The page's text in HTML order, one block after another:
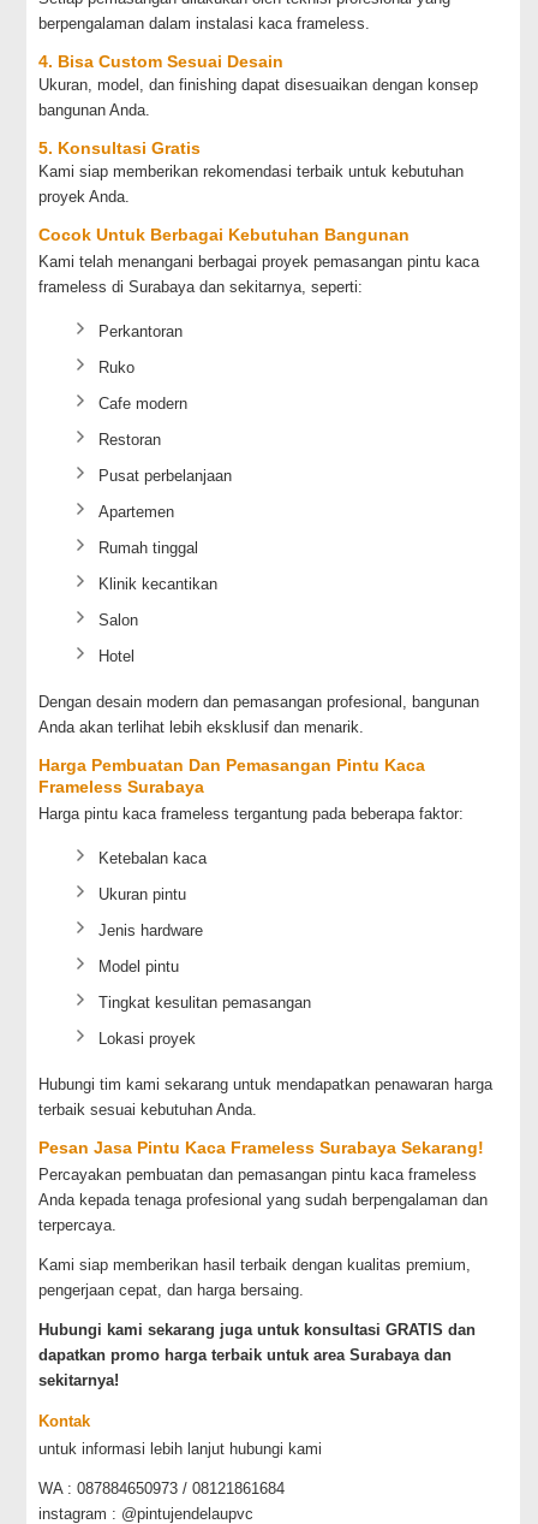
berpengalaman dalam instalasi kaca frameless.
4. Bisa Custom Sesuai Desain
Ukuran, model, dan finishing dapat disesuaikan dengan konsep
bangunan Anda.
5. Konsultasi Gratis
Kami siap memberikan rekomendasi terbaik untuk kebutuhan
proyek Anda.
Cocok Untuk Berbagai Kebutuhan Bangunan
Kami telah menangani berbagai proyek pemasangan pintu kaca
frameless di Surabaya dan sekitarnya, seperti:
Perkantoran
Ruko
Cafe modern
Restoran
Pusat perbelanjaan
Apartemen
Rumah tinggal
Klinik kecantikan
Salon
Hotel
Dengan desain modern dan pemasangan profesional, bangunan
Anda akan terlihat lebih eksklusif dan menarik.
Harga Pembuatan Dan Pemasangan Pintu Kaca
Frameless Surabaya
Harga pintu kaca frameless tergantung pada beberapa faktor:
Ketebalan kaca
Ukuran pintu
Jenis hardware
Model pintu
Tingkat kesulitan pemasangan
Lokasi proyek
Hubungi tim kami sekarang untuk mendapatkan penawaran harga
terbaik sesuai kebutuhan Anda.
Pesan Jasa Pintu Kaca Frameless Surabaya Sekarang!
Percayakan pembuatan dan pemasangan pintu kaca frameless
Anda kepada tenaga profesional yang sudah berpengalaman dan
terpercaya.
Kami siap memberikan hasil terbaik dengan kualitas premium,
pengerjaan cepat, dan harga bersaing.
Hubungi kami sekarang juga untuk konsultasi GRATIS dan
dapatkan promo harga terbaik untuk area Surabaya dan
sekitarnya!
Kontak
untuk informasi lebih lanjut hubungi kami
WA : 087884650973 / 08121861684
instagram : @pintujendelaupvc